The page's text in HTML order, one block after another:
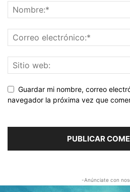
Guardar mi nombre, correo
navegador la próxima vez que
-Anúnciate con